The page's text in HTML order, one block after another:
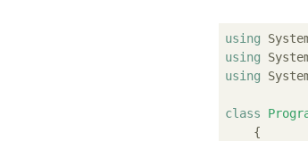
using
using
using
class
    {